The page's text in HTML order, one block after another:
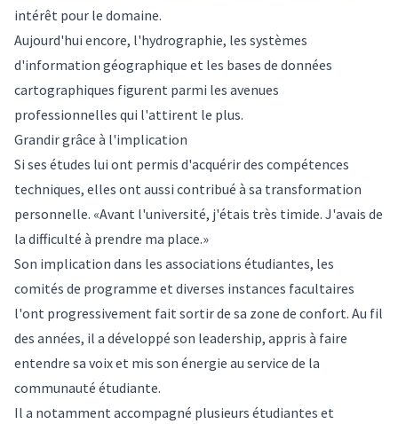
intérêt pour le domaine.
Aujourd'hui encore, l'hydrographie, les systèmes
d'information géographique et les bases de données
cartographiques figurent parmi les avenues
professionnelles qui l'attirent le plus.
Grandir grâce à l'implication
Si ses études lui ont permis d'acquérir des compétences
techniques, elles ont aussi contribué à sa transformation
personnelle. «Avant l'université, j'étais très timide. J'avais de
la difficulté à prendre ma place.»
Son implication dans les associations étudiantes, les
comités de programme et diverses instances facultaires
l'ont progressivement fait sortir de sa zone de confort. Au fil
des années, il a développé son leadership, appris à faire
entendre sa voix et mis son énergie au service de la
communauté étudiante.
Il a notamment accompagné plusieurs étudiantes et